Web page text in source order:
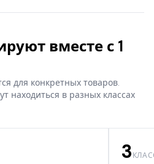
вместе с 1
для конкретных товаров.
находиться в разных классах
3